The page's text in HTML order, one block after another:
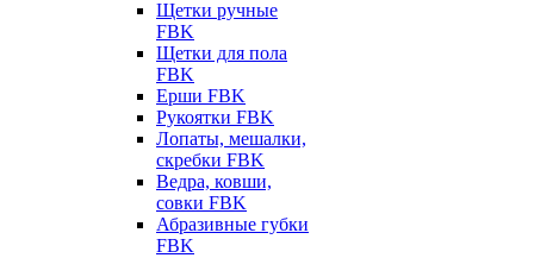
Щетки ручные
FBK
Щетки для пола
FBK
Ерши FBK
Рукоятки FBK
Лопаты, мешалки,
скребки FBK
Ведра, ковши,
совки FBK
Абразивные губки
FBK